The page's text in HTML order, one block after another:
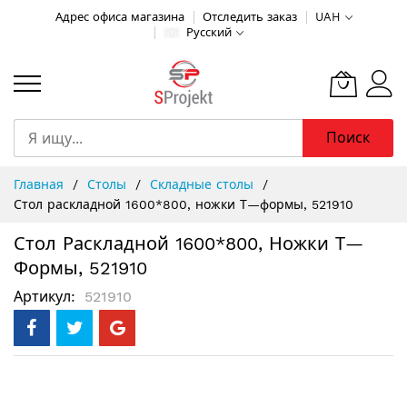
Адрес офиса магазина Отследить заказ
UAH
Русский
Поиск
Content
Главная Столы
Складные столы
Стол раскладной 1600*800, ножки Т—формы, 521910
Стол Раскладной 1600*800, Ножки Т—
Формы, 521910
Артикул 521910